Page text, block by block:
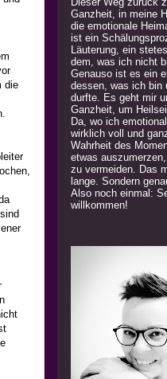
die
Ganzheit, in meine
die emotionale
ist ein
Läuterung, ein
dem, was ich nicht
Genauso ist es ein
dessen, was ich bin
durfte. Es geht mir
Ganzheit, um
Da, wo ich
wirklich voll und
Wahrheit des
etwas
zu vermeiden. Das
lange. Sondern
Also noch einmal:
willkommen!